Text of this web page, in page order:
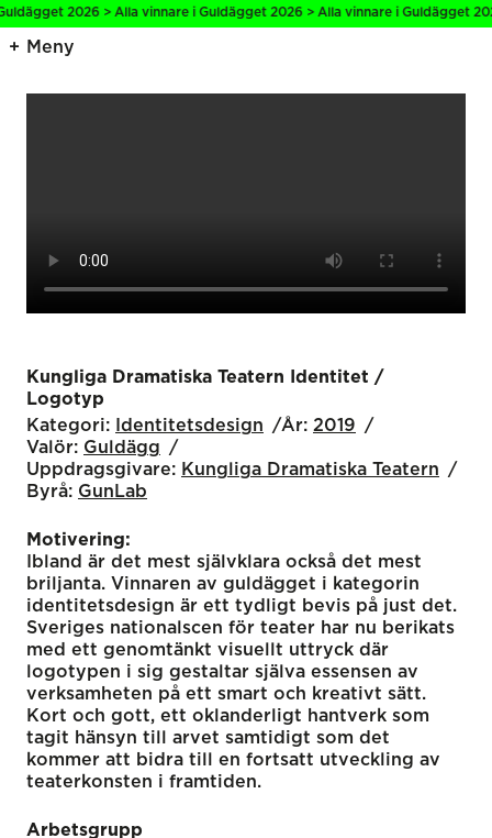
2026 > Alla vinnare i Guldägget 2026 > Alla vinnare i Guldägget
Meny
Kungliga Dramatiska Teatern Identitet /
Logotyp
Kategori:
Identitetsdesign År: 2019
Valör: Guldägg
Uppdragsgivare: Kungliga Dramatiska Teatern
Byrå: GunLab
Motivering:
Ibland är det mest självklara också det mest
briljanta. Vinnaren av guldägget i kategorin
identitetsdesign är ett tydligt bevis på just det.
Sveriges nationalscen för teater har nu berikats
med ett genomtänkt visuellt uttryck där
logotypen i sig gestaltar själva essensen av
verksamheten på ett smart och kreativt sätt.
Kort och gott, ett oklanderligt hantverk som
tagit hänsyn till arvet samtidigt som det
kommer att bidra till en fortsatt utveckling av
teaterkonsten i framtiden.
Arbetsgrupp